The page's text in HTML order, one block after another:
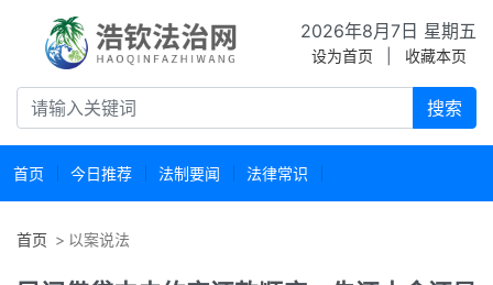
2026年8月7日 星期五
设为首页 收藏本页
搜索
首页 今日推荐 法制要闻 法律常识
首页 以案说法